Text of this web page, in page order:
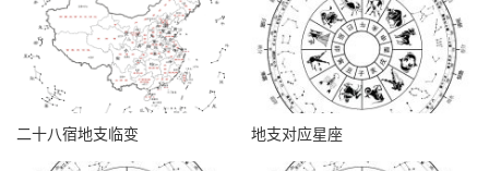
二十八宿地支临变 地支对应星座